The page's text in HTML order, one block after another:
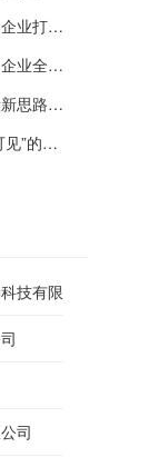
经营渠道
上经营
落地思路分享
出新解法
技有限公司
司